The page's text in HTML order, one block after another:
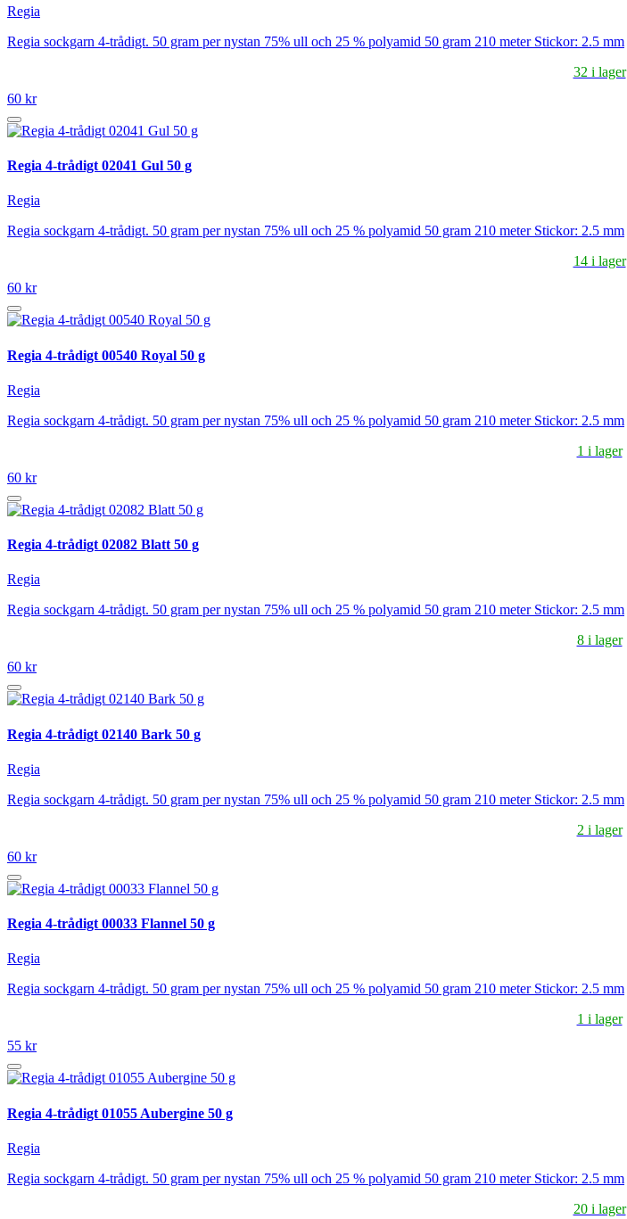
Regia
Regia sockgarn 4-trådigt. 50 gram per nystan 75% ull och 25 % polyamid 50 gram 210 meter Stickor: 2.5 mm
32 i lager
60 kr
Regia 4-trådigt 02041 Gul 50 g
Regia
Regia sockgarn 4-trådigt. 50 gram per nystan 75% ull och 25 % polyamid 50 gram 210 meter Stickor: 2.5 mm
14 i lager
60 kr
Regia 4-trådigt 00540 Royal 50 g
Regia
Regia sockgarn 4-trådigt. 50 gram per nystan 75% ull och 25 % polyamid 50 gram 210 meter Stickor: 2.5 mm
1 i lager
60 kr
Regia 4-trådigt 02082 Blatt 50 g
Regia
Regia sockgarn 4-trådigt. 50 gram per nystan 75% ull och 25 % polyamid 50 gram 210 meter Stickor: 2.5 mm
8 i lager
60 kr
Regia 4-trådigt 02140 Bark 50 g
Regia
Regia sockgarn 4-trådigt. 50 gram per nystan 75% ull och 25 % polyamid 50 gram 210 meter Stickor: 2.5 mm
2 i lager
60 kr
Regia 4-trådigt 00033 Flannel 50 g
Regia
Regia sockgarn 4-trådigt. 50 gram per nystan 75% ull och 25 % polyamid 50 gram 210 meter Stickor: 2.5 mm
1 i lager
55 kr
Regia 4-trådigt 01055 Aubergine 50 g
Regia
Regia sockgarn 4-trådigt. 50 gram per nystan 75% ull och 25 % polyamid 50 gram 210 meter Stickor: 2.5 mm
20 i lager